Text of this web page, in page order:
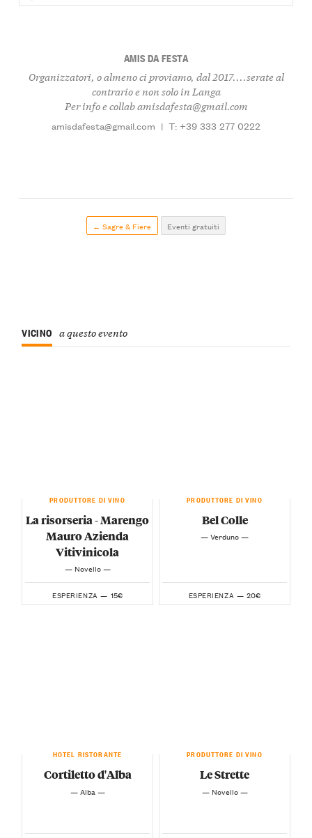
AMIS DA FESTA
Organizzatori, o almeno ci proviamo, dal 2017....serate al
contrario e non solo in Langa
Per info e collab amisdafesta@gmail.com
amisdafesta@gmail.com | T: +39 333 277 0222
← Sagre & Fiere Eventi gratuiti
VICINO a questo evento
PRODUTTORE DI VINO
La risorseria - Marengo
Mauro Azienda
Vitivinicola
— Novello —
ESPERIENZA — 15€
PRODUTTORE DI VINO
Bel Colle
— Verduno —
ESPERIENZA — 20€
HOTEL RISTORANTE
Cortiletto d'Alba
— Alba —
PRODUTTORE DI VINO
Le Strette
— Novello —